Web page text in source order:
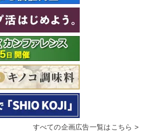
すべての企画広告一覧はこちら >